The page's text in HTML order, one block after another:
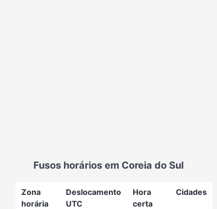
Fusos horários em Coreia do Sul
Zona
horária
Deslocamento
UTC
Hora
certa
Cidades